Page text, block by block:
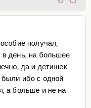
свои тараканы) – и
– уход
или тотальное
равнодушен к
дро*ил на них, а
получал,
день, на большее
да и детишек
были ибо с одной
а больше и не на